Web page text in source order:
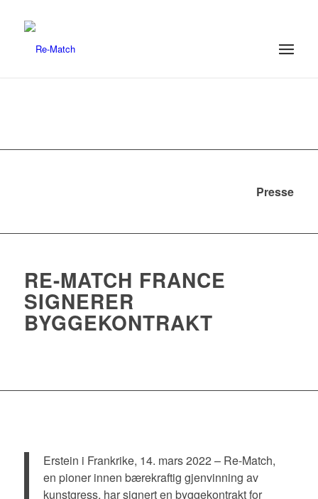
Presse
RE-MATCH FRANCE
SIGNERER
BYGGEKONTRAKT
Erstein i Frankrike, 14. mars 2022 – Re-Match,
en pioner innen bærekraftig gjenvinning av
kunstgress, har signert en byggekontrakt for